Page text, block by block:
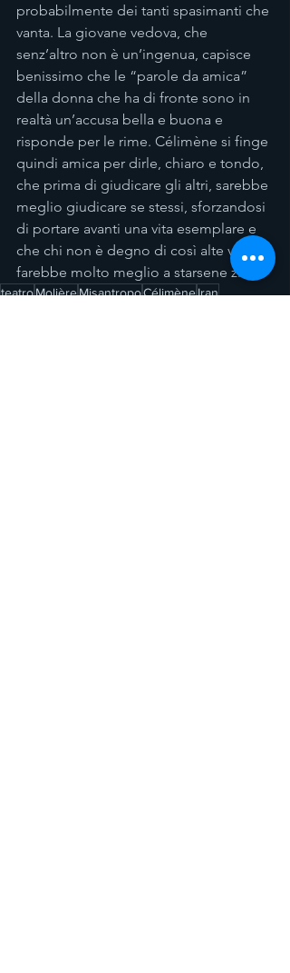
probabilmente dei tanti spasimanti che
vanta. La giovane vedova, che
senz’altro non è un’ingenua, capisce
benissimo che le “parole da amica”
della donna che ha di fronte sono in
realtà un’accusa bella e buona e
risponde per le rime. Célimène si finge
quindi amica per dirle, chiaro e tondo,
che prima di giudicare gli altri, sarebbe
meglio giudicare se stessi, sforzandosi
di portare avanti una vita esemplare e
che chi non è degno di così alte virtù
farebbe molto meglio a starsene zitto.
teatroMolièreMisantropoCélimèneIran